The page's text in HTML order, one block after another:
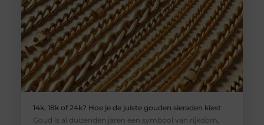
14k, 18k of 24k? Hoe je de juiste gouden sieraden kiest
Goud is al duizenden jaren een symbool van rijkdom,